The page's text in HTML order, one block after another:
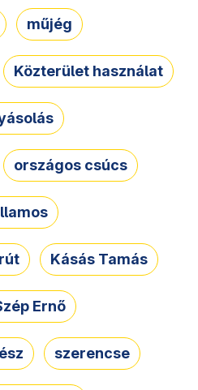
műjég
Közterület használat
országos csúcs
Kásás Tamás
Ernő
szerencse